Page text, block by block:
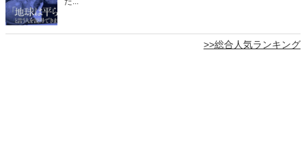
>>総合人気ランキング